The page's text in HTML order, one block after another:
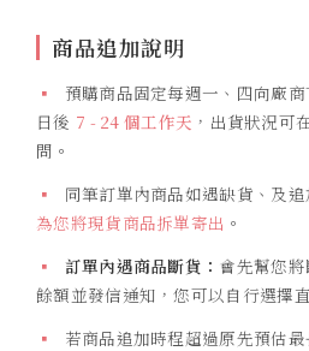
商品追加說明
▪
預購商品固定每週一、四向廠
日後 7 - 24 個工作天 ，出貨狀況可
問。
▪
同筆訂單內商品如遇缺貨、及
為您將現貨商品拆單寄出 。
▪
訂單內遇商品斷貨： 會先幫您
餘額並發信通知，您可以自行選擇
▪
若商品追加時程超過原先預估